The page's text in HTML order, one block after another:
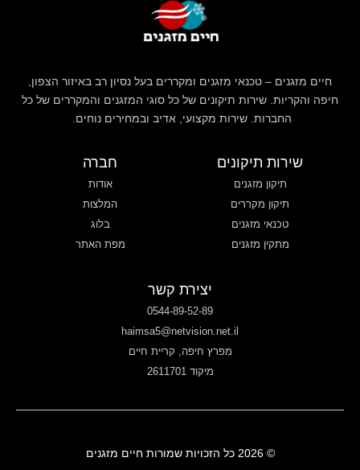
חיים מזגנים – טכנאי מזגנים ומקררים בעל נסיון רב באיזור הצפון,
חיפה והקריות. שירות תיקונים של כל סוגי המזגנים והמקררים של כל
החברות. שירות מקצועי, אדיב ובמחירים נוחים.
שירות תיקונים
תיקון מזגנים
תיקון מקררים
טכנאי מזגנים
מתקין מזגנים
חברה
אודות
המלצות
בלוג
מפת האתר
יצירת קשר
0544-89-52-89
haimsa5@netvision.net.il
מפרץ חיפה, קריית חיים
מיקוד 2611701
© 2026 כל הזכויות שמורות חיים מזגנים